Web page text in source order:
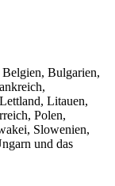
Bulgarien,
Litauen,
Polen,
Slowenien,
und das